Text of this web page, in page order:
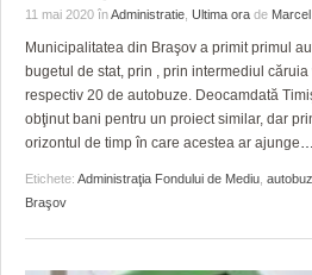
11 mai 2020 înAdministratie Ultima ora de
Municipalitatea din Braşov a primit primul
bugetul de stat, prin , prin intermediul
respectiv 20 de autobuze. Deocamdată
obţinut bani pentru un proiect similar, dar
orizontul de timp în care acestea ar ajunge…
Etichete: Administraţia Fondului de Mediu
Braşov